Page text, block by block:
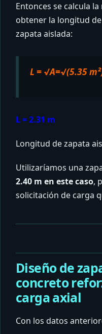
Entonces se calcula
obtener la longitud
zapata aislada:
L = √A=√(5.35
L = 2.31 m
Longitud de zapata
Utilizaríamos una
2.40 m en este caso,
solicitación de carga
Diseño de
concreto
carga axial
Con los datos